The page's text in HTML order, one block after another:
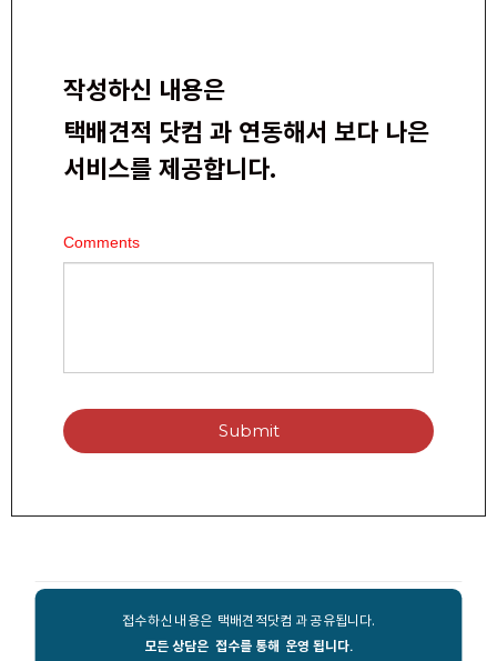
작성하신 내용은
택배견적 닷컴 과 연동해서 보다 나은
서비스를 제공합니다.
Comments
Submit
접수하신 내용은 택배견적닷컴 과 공유됩니다.
모든 상담은 접수를 통해 운영 됩니다.